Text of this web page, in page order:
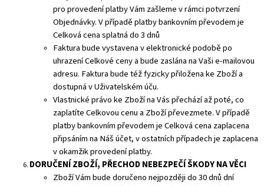
pro provedení platby Vám zašleme v rámci potvrzení
Objednávky. V případě platby bankovním převodem je
Celková cena splatná do 3 dnů
Faktura bude vystavena v elektronické podobě po
uhrazení Celkové ceny a bude zaslána na Vaši e-mailovou
adresu. Faktura bude též fyzicky přiložena ke Zboží a
dostupná v Uživatelském úču.
Vlastnické právo ke Zboží na Vás přechází až poté, co
zaplatíte Celkovou cenu a Zboží převezmete. V případě
platby bankovním převodem je Celková cena zaplacena
připsáním na Náš účet, v ostatních případech je zaplacena
v okamžik provedení platby.
DORUČENÍ ZBOŽÍ, PŘECHOD NEBEZPEČÍ ŠKODY NA VĚCI
Zboží Vám bude doručeno nejpozději do 30 dnů dní